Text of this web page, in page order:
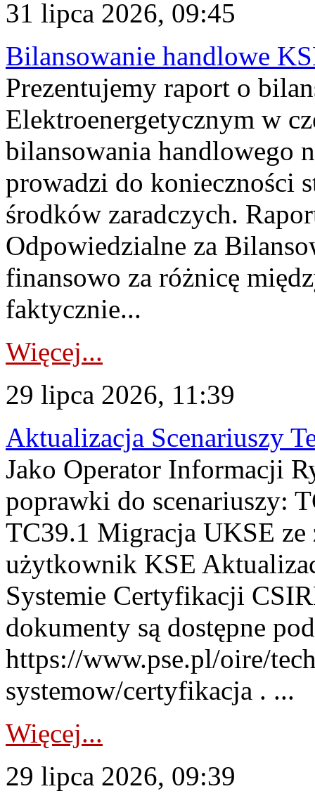
31 lipca 2026, 09:45
Bilansowanie handlowe
Prezentujemy raport o
Elektroenergetycznym w
bilansowania handlowego
prowadzi do konieczności
środków zaradczych.
Odpowiedzialne za
finansowo za różnicę
faktycznie...
Więcej...
29 lipca 2026, 11:39
Aktualizacja Scenariuszy
Jako Operator Informacji
poprawki do scenariuszy:
TC39.1 Migracja UKSE
użytkownik KSE
Systemie Certyfikacji
dokumenty są dostępne
https://www.pse.pl/oire/
systemow/certyfikacja . ...
Więcej...
29 lipca 2026, 09:39